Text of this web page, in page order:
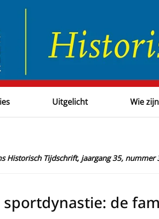
Uitgelicht Wie
Historisch Tijdschrift, jaargang 35, nummer
sportdynastie: de